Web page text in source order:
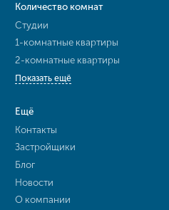
Количество комнат
Студии
1-комнатные квартиры
2-комнатные квартиры
Показать ещё
Ещё
Контакты
Застройщики
Блог
Новости
О компании